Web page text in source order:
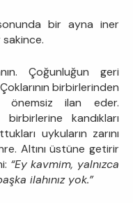
bir ayna iner
sakince.
Çoğunluğun geri
birbirlerinden
önemsiz ilan eder.
kandıkları
uykuların zarını
Altını üstüne getirir
“Ey kavmim, yalnızca
ilahınız yok.”